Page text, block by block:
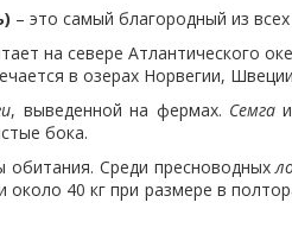
) – это самый благородный из
на севере Атлантического
в озерах Норвегии,
, выведенной на фермах. Семга
бока.
обитания. Среди пресноводных
около 40 кг при размере в